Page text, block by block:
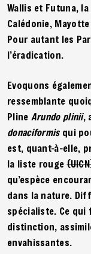
Wallis et Futuna,
Calédonie,
Pour autant les
l’éradication.
Evoquons
ressemblante
Pline Arundo plinii,
donaciformisqui
est, quant-à-elle,
la liste rouge
qu’espèce
dans la nature.
spécialiste. Ce
distinction,
envahissantes.